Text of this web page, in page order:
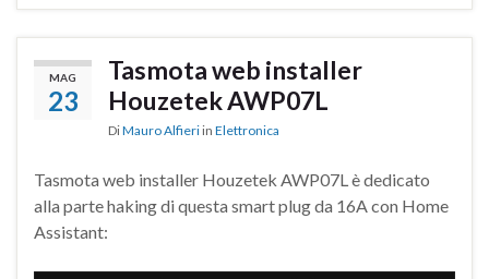
MAG
23
Tasmota web installer
Houzetek AWP07L
DiMauro Alfieri in Elettronica
Tasmota web installer Houzetek AWP07L è dedicato
alla parte haking di questa smart plug da 16A con Home
Assistant: